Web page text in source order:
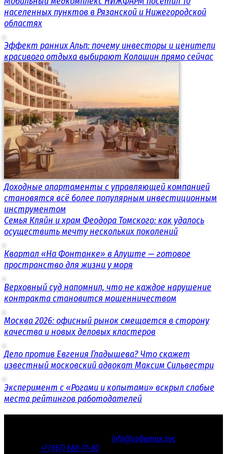
населенных пунктов в Рязанской и Нижегородской
областях
Эффект ранних Альп: почему инвесторы и ценители
красивого отдыха выбирают Колашин прямо сейчас
Доходные апартаменты с управляющей компанией
становятся всё более популярным инвестиционным
инструментом
Семья Кляйн и храм Феодора Томского: как удалось
осуществить мечту нескольких поколений
Квартал «На Фонтанке» в Алуште — готовое
пространство для жизни у моря
Верховный суд напомнил, что не каждое нарушение
контракта становится мошенничеством
Москва 2026: офисный рынок смещается в сторону
качества и новых деловых кластеров
Дело против Евгения Гладышева? Что скажет
известный московский адвокат Максим Сильвестри
Эксперимент с «Рогами и копытами» вскрыл слабые
места рейтингов работодателей
info@события.рус
+7 (967) 680-77-80